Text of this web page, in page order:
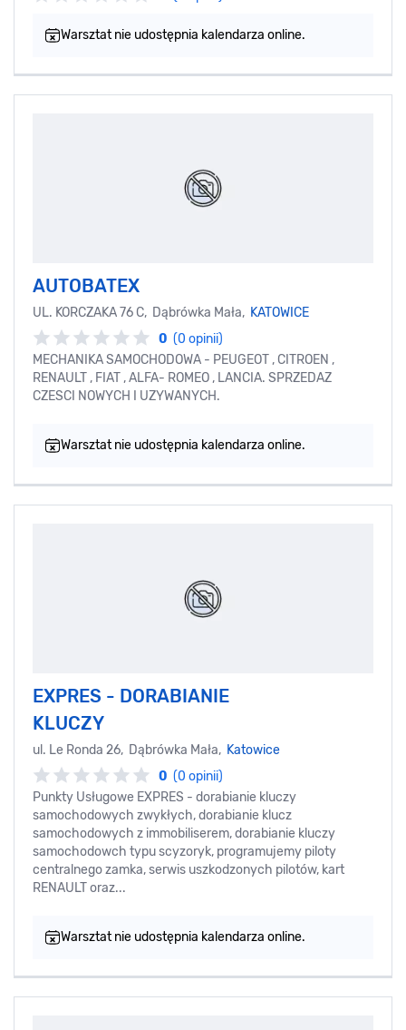
Warsztat nie udostępnia kalendarza online.
AUTOBATEX
UL. KORCZAKA 76 C, Dąbrówka Mała, KATOWICE
0 (0 opinii)
MECHANIKA SAMOCHODOWA - PEUGEOT , CITROEN ,
RENAULT , FIAT , ALFA- ROMEO , LANCIA. SPRZEDAZ
CZESCI NOWYCH I UZYWANYCH.
Warsztat nie udostępnia kalendarza online.
EXPRES - DORABIANIE
KLUCZY
ul. Le Ronda 26, Dąbrówka Mała, Katowice
0 (0 opinii)
Punkty Usługowe EXPRES - dorabianie kluczy
samochodowych zwykłych, dorabianie klucz
samochodowych z immobiliserem, dorabianie kluczy
samochodowch typu scyzoryk, programujemy piloty
centralnego zamka, serwis uszkodzonych pilotów, kart
RENAULT oraz...
Warsztat nie udostępnia kalendarza online.